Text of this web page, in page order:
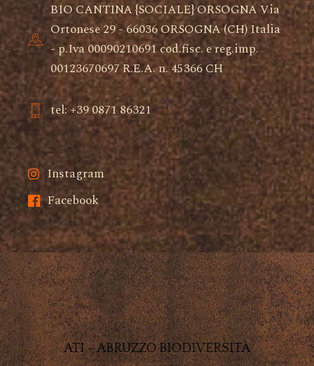
BIO CANTINA {SOCIALE} ORSOGNA Via
Ortonese 29 - 66036 ORSOGNA (CH) Italia
- p.Iva 00090210691 cod.fisc. e reg.imp.
00123670697 R.E.A. n. 45366 CH
tel: +39 0871 86321
Instagram
Facebook
ATI – ABRUZZO BIODIVERSITÀ